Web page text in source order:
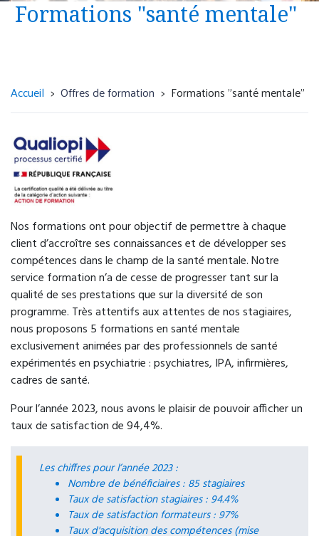
Urgence psychiatrique avec présomption
d’hospitalisation, sans nécessité d'une prise en
4 rue Paul Eluard
76300 Sotteville-lès-Rouen
02 32 95 18 33
Accueil 24h/24.
Dispositif de régulation des urgences
psychiatriques via le 15 (Samu) ou 116 117
(médecine générale de garde).
Régul'Psy
Orientation vers une prise en charge
téléphonique par des professionnels de santé
orientation adaptée.
Accès : 24h/24 via le 15
Formations "santé mentale"
Accueil Offres de formation Formations "santé mentale"
Nos formations ont pour objectif de permettre à chaque
client d’accroître ses connaissances et de développer ses
compétences dans le champ de la santé mentale. Notre
service formation n’a de cesse de progresser tant sur la
qualité de ses prestations que sur la diversité de son
programme. Très attentifs aux attentes de nos stagiaires,
nous proposons 5 formations en santé mentale
exclusivement animées par des professionnels de santé
expérimentés en psychiatrie : psychiatres, IPA, infirmières,
cadres de santé.
Pour l’année 2023, nous avons le plaisir de pouvoir afficher un
taux de satisfaction de 94,4%.
Les chiffres pour l’année 2023 :
Nombre de bénéficiaires : 85 stagiaires
Taux de satisfaction stagiaires : 94.4%
Taux de satisfaction formateurs : 97%
Taux d'acquisition des compétences (mise